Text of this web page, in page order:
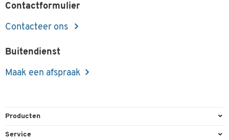
Contactformulier
Contacteer ons
Buitendienst
Maak een afspraak
Producten
Kantoorbenodigdheden
Service